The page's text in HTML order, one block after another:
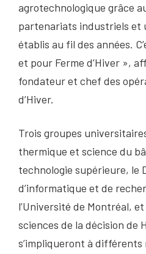
agrotechnologique grâce
partenariats industriels et
établis au fil des années.
et pour Ferme d’Hiver »,
fondateur et chef des
d’Hiver.
Trois groupes
thermique et science du
technologie supérieure, le
d’informatique et de
l’Université de Montréal,
sciences de la décision de
s’impliqueront à